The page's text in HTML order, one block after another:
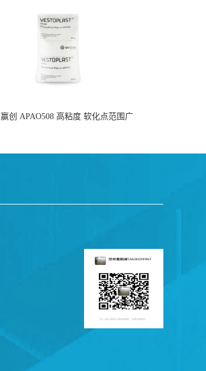
创 APAO508 高粘度 软化点范围广